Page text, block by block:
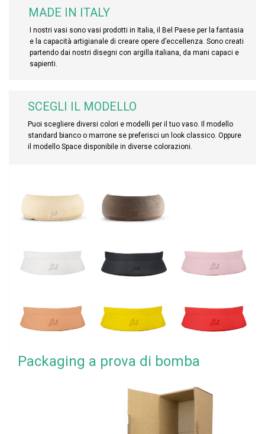
MADE IN ITALY
I nostri vasi sono vasi prodotti in Italia, il Bel Paese per la fantasia
e la capacità artigianale di creare opere d’eccellenza. Sono creati
partendo dai nostri disegni con argilla italiana, da mani capaci e
sapienti.
SCEGLI IL MODELLO
Puoi scegliere diversi colori e modelli per il tuo vaso. Il modello
standard bianco o marrone se preferisci un look classico. Oppure
il modello Space disponibile in diverse colorazioni.
Packaging a prova di bomba